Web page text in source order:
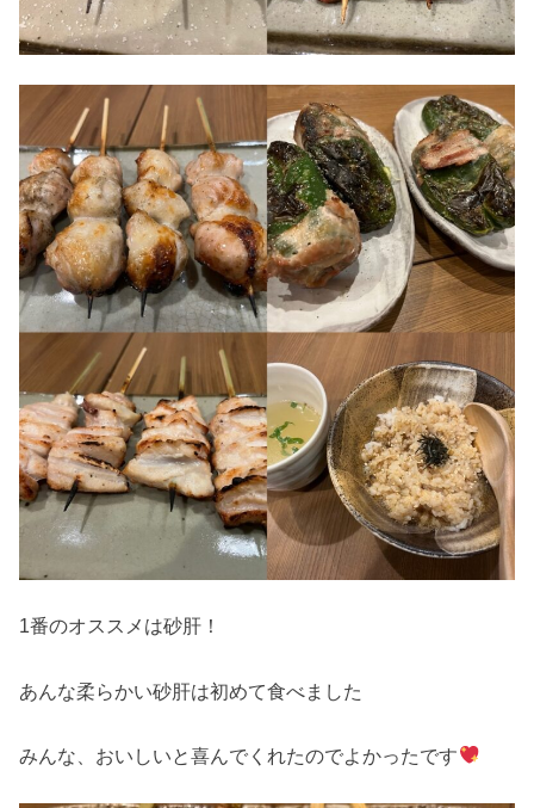
1番のオススメは砂肝！
あんな柔らかい砂肝は初めて食べました
みんな、おいしいと喜んでくれたのでよかったです